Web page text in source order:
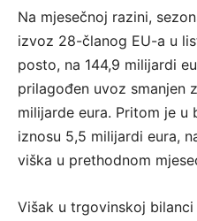
Na mjesečnoj razini,
izvoz 28-članog EU-a u
posto, na 144,9 milijardi
prilagođen uvoz smanjen
milijarde eura. Pritom je u
iznosu 5,5 milijardi eura,
viška u prethodnom
Višak u trgovinskoj